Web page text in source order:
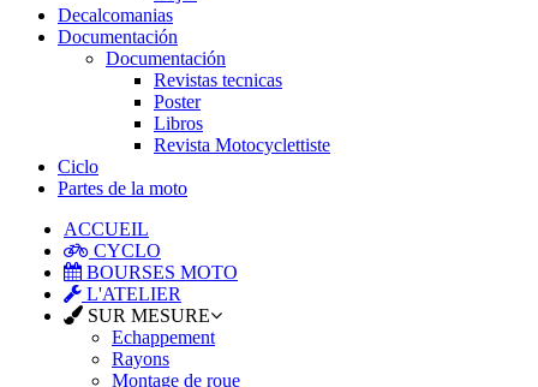
Decalcomanias
Documentación
Documentación
Revistas tecnicas
Poster
Libros
Revista Motocyclettiste
Ciclo
Partes de la moto
ACCUEIL
CYCLO
BOURSES MOTO
L'ATELIER
SUR MESURE
Echappement
Rayons
Montage de roue